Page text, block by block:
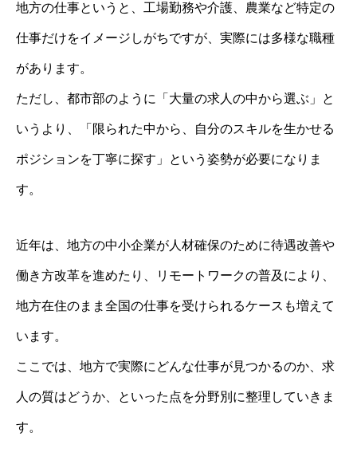
地方の仕事というと、工場勤務や介護、農業など特定の
仕事だけをイメージしがちですが、実際には多様な職種
があります。
ただし、都市部のように「大量の求人の中から選ぶ」と
いうより、「限られた中から、自分のスキルを生かせる
ポジションを丁寧に探す」という姿勢が必要になりま
す。
近年は、地方の中小企業が人材確保のために待遇改善や
働き方改革を進めたり、リモートワークの普及により、
地方在住のまま全国の仕事を受けられるケースも増えて
います。
ここでは、地方で実際にどんな仕事が見つかるのか、求
人の質はどうか、といった点を分野別に整理していきま
す。